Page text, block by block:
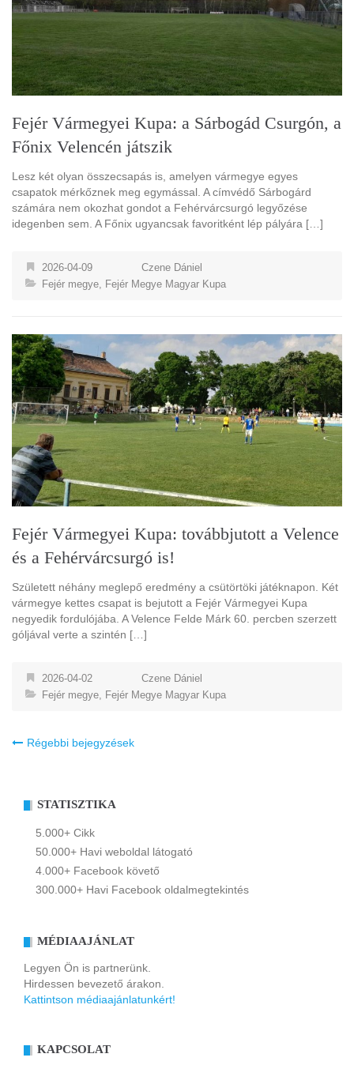
Fejér Vármegyei Kupa: a Sárbogád Csurgón, a
Főnix Velencén játszik
Lesz két olyan összecsapás is, amelyen vármegye egyes
csapatok mérkőznek meg egymással. A címvédő Sárbogárd
számára nem okozhat gondot a Fehérvárcsurgó legyőzése
idegenben sem. A Főnix ugyancsak favoritként lép pályára […]
2026-04-09
Czene Dániel
Fejér megye
Fejér Megye Magyar Kupa
Fejér Vármegyei Kupa: továbbjutott a Velence
és a Fehérvárcsurgó is!
Született néhány meglepő eredmény a csütörtöki játéknapon. Két
vármegye kettes csapat is bejutott a Fejér Vármegyei Kupa
negyedik fordulójába. A Velence Felde Márk 60. percben szerzett
góljával verte a szintén […]
2026-04-02
Czene Dániel
Fejér megye, Fejér Megye Magyar Kupa
Bejegyzés
Régebbi bejegyzések
STATISZTIKA
5.000+ Cikk
50.000+ Havi weboldal látogató
4.000+ Facebook követő
300.000+ Havi Facebook oldalmegtekintés
MÉDIAAJÁNLAT
Legyen Ön is partnerünk.
Hirdessen bevezető árakon.
Kattintson médiaajánlatunkért!
KAPCSOLAT